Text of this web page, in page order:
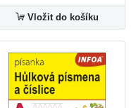
Vložit do košíku